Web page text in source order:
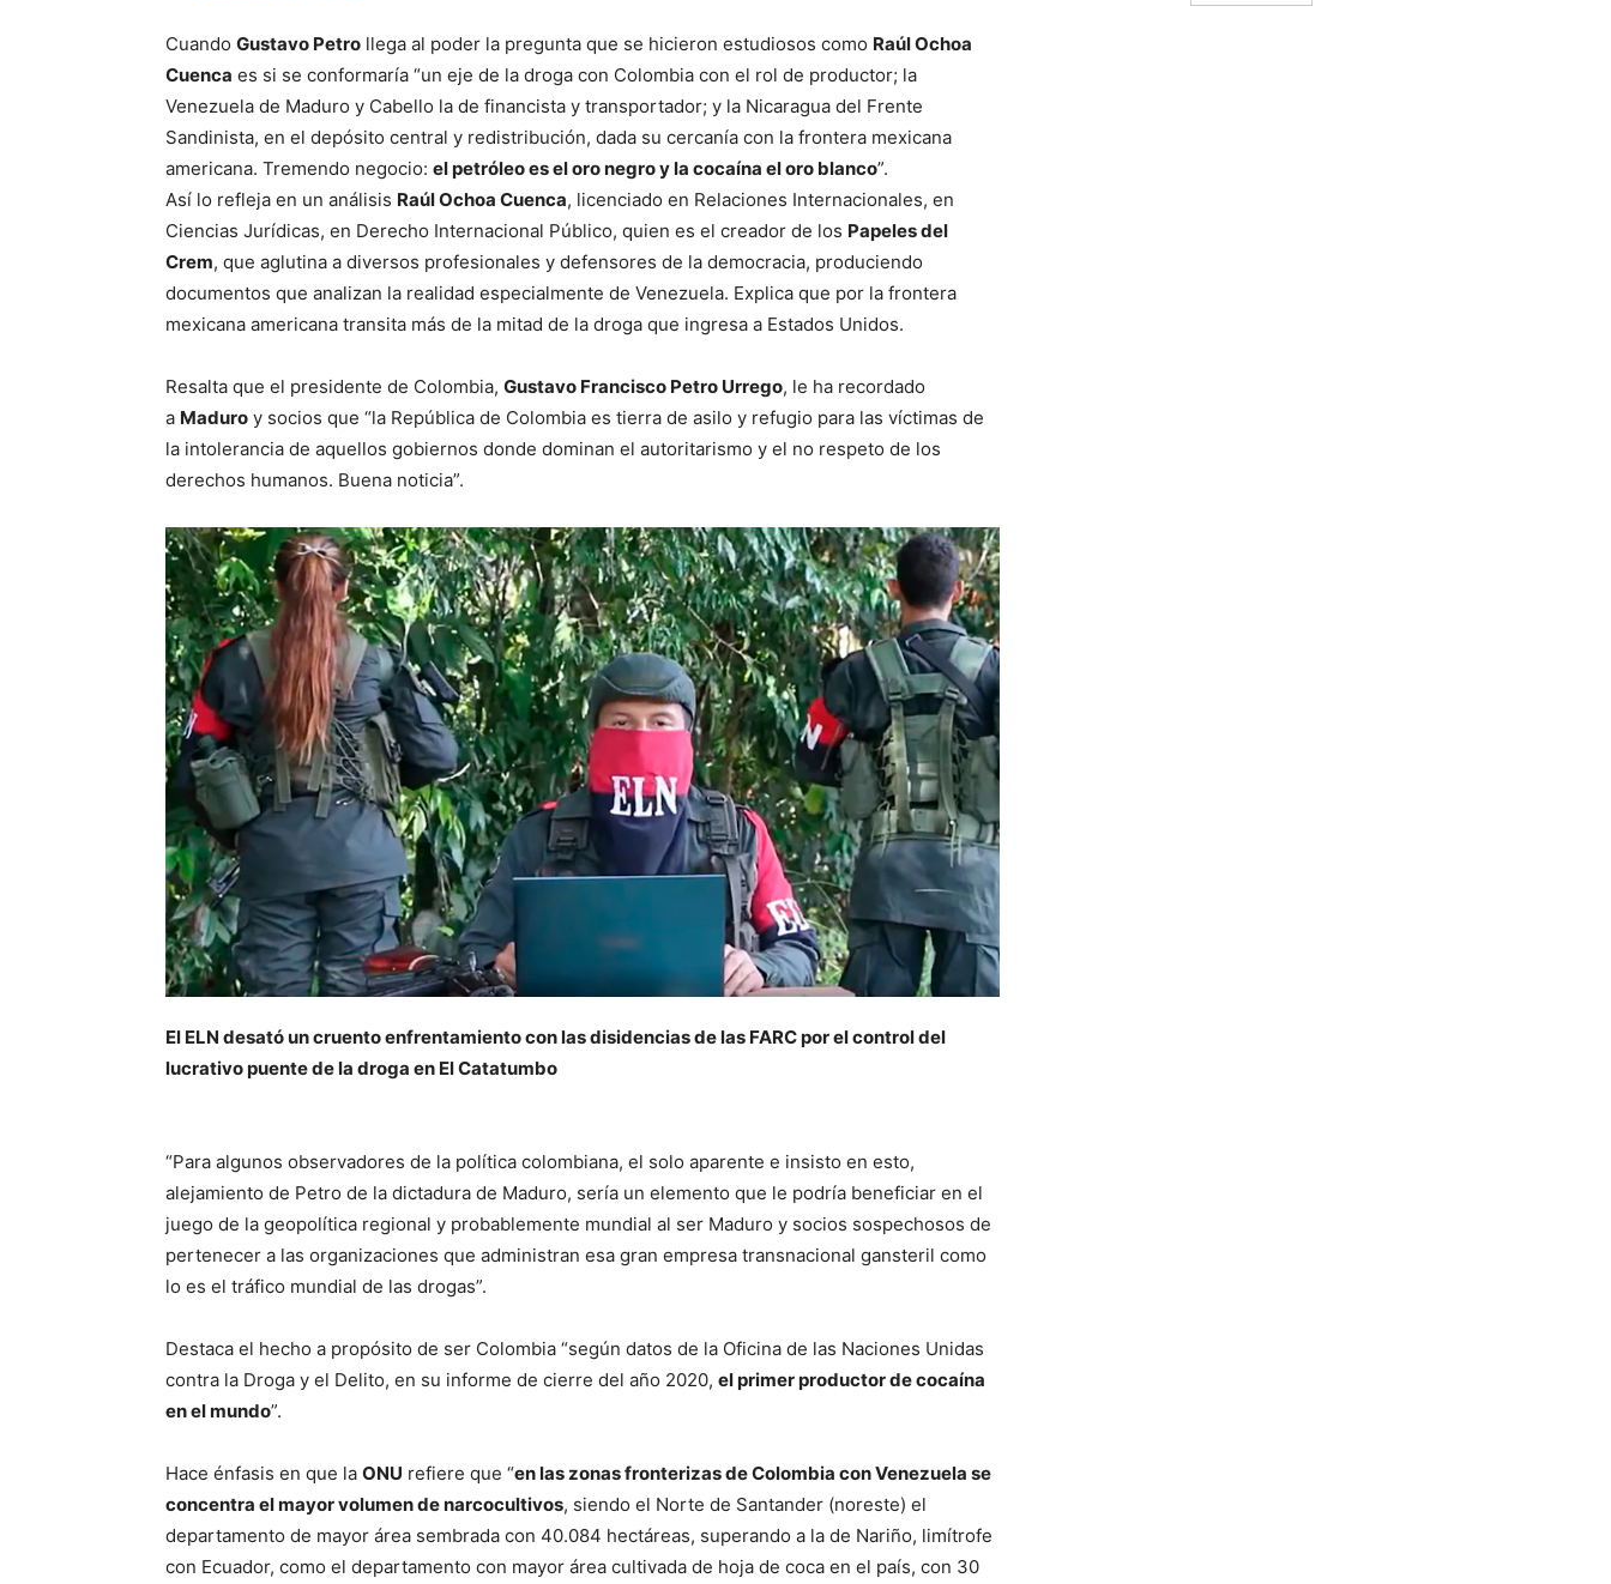
Cuando Gustavo Petro llega al poder la pregunta que se hicieron estudiosos como Raúl Ochoa
Cuenca es si se conformaría “un eje de la droga con Colombia con el rol de productor; la
Venezuela de Maduro y Cabello la de financista y transportador; y la Nicaragua del Frente
Sandinista, en el depósito central y redistribución, dada su cercanía con la frontera mexicana
americana. Tremendo negocio: el petróleo es el oro negro y la cocaína el oro blanco”.
Así lo refleja en un análisis Raúl Ochoa Cuenca, licenciado en Relaciones Internacionales, en
Ciencias Jurídicas, en Derecho Internacional Público, quien es el creador de los Papeles del
Crem, que aglutina a diversos profesionales y defensores de la democracia, produciendo
documentos que analizan la realidad especialmente de Venezuela. Explica que por la frontera
mexicana americana transita más de la mitad de la droga que ingresa a Estados Unidos.
Resalta que el presidente de Colombia, Gustavo Francisco Petro Urrego, le ha recordado
a Maduro y socios que “la República de Colombia es tierra de asilo y refugio para las víctimas de
la intolerancia de aquellos gobiernos donde dominan el autoritarismo y el no respeto de los
derechos humanos. Buena noticia”.
El ELN desató un cruento enfrentamiento con las disidencias de las FARC por el control del
lucrativo puente de la droga en El Catatumbo
“Para algunos observadores de la política colombiana, el solo aparente e insisto en esto,
alejamiento de Petro de la dictadura de Maduro, sería un elemento que le podría beneficiar en el
juego de la geopolítica regional y probablemente mundial al ser Maduro y socios sospechosos de
pertenecer a las organizaciones que administran esa gran empresa transnacional gansteril como
lo es el tráfico mundial de las drogas”.
Destaca el hecho a propósito de ser Colombia “según datos de la Oficina de las Naciones Unidas
contra la Droga y el Delito, en su informe de cierre del año 2020, el primer productor de cocaína
en el mundo”.
Hace énfasis en que la ONU refiere que “en las zonas fronterizas de Colombia con Venezuela se
concentra el mayor volumen de narcocultivos, siendo el Norte de Santander (noreste) el
departamento de mayor área sembrada con 40.084 hectáreas, superando a la de Nariño, limítrofe
con Ecuador, como el departamento con mayor área cultivada de hoja de coca en el país, con 30